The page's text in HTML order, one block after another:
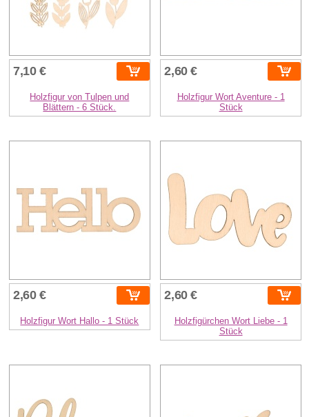
7,10 €
Holzfigur von Tulpen und
Blättern - 6 Stück.
2,60 €
Holzfigur Wort Aventure - 1
Stück
2,60 €
Holzfigur Wort Hallo - 1 Stück
2,60 €
Holzfigürchen Wort Liebe - 1
Stück